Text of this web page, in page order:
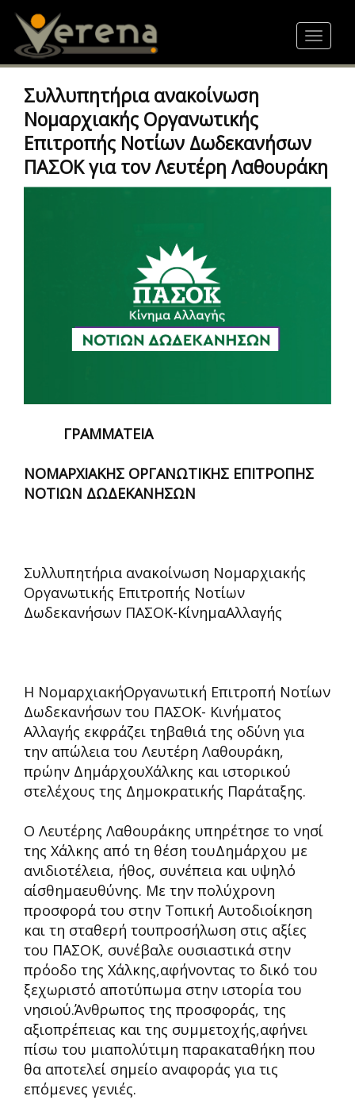
content
Toggle
Συλλυπητήρια ανακοίνωση
Νομαρχιακής Οργανωτικής
Επιτροπής Νοτίων Δωδεκανήσων
ΠΑΣΟΚ για τον Λευτέρη Λαθουράκη
ΓΡΑΜΜΑΤΕΙΑ
ΝΟΜΑΡΧΙΑΚΗΣ ΟΡΓΑΝΩΤΙΚΗΣ ΕΠΙΤΡΟΠΗΣ
ΝΟΤΙΩΝ ΔΩΔΕΚΑΝΗΣΩΝ
Συλλυπητήρια ανακοίνωση Νομαρχιακής
Οργανωτικής Επιτροπής Νοτίων
Δωδεκανήσων ΠΑΣΟΚ-ΚίνημαΑλλαγής
Η ΝομαρχιακήΟργανωτική Επιτροπή Νοτίων
Δωδεκανήσων του ΠΑΣΟΚ- Κινήματος
Αλλαγής εκφράζει τηβαθιά της οδύνη για
την απώλεια του Λευτέρη Λαθουράκη,
πρώην ΔημάρχουΧάλκης και ιστορικού
στελέχους της Δημοκρατικής Παράταξης.
Ο Λευτέρης Λαθουράκης υπηρέτησε το νησί
της Χάλκης από τη θέση τουΔημάρχου με
ανιδιοτέλεια, ήθος, συνέπεια και υψηλό
αίσθημαευθύνης. Με την πολύχρονη
προσφορά του στην Τοπική Αυτοδιοίκηση
και τη σταθερή τουπροσήλωση στις αξίες
του ΠΑΣΟΚ, συνέβαλε ουσιαστικά στην
πρόοδο της Χάλκης,αφήνοντας το δικό του
ξεχωριστό αποτύπωμα στην ιστορία του
νησιού.Άνθρωπος της προσφοράς, της
αξιοπρέπειας και της συμμετοχής,αφήνει
πίσω του μιαπολύτιμη παρακαταθήκη που
θα αποτελεί σημείο αναφοράς για τις
επόμενες γενιές.